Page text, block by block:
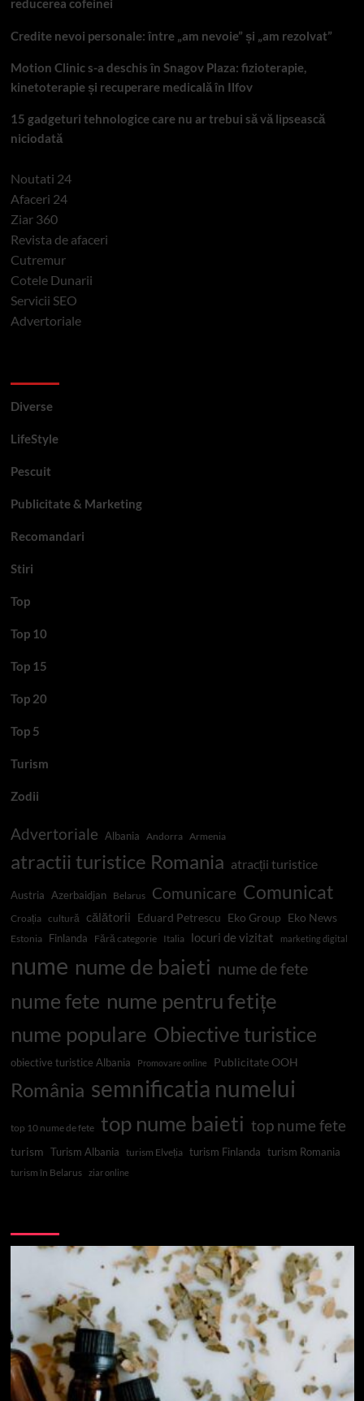
reducerea cofeinei
Credite nevoi personale: între „am nevoie” și „am rezolvat”
Motion Clinic s-a deschis în Snagov Plaza: fizioterapie,
kinetoterapie și recuperare medicală în Ilfov
15 gadgeturi tehnologice care nu ar trebui să vă lipsească
niciodată
Noutati 24
Afaceri 24
Ziar 360
Revista de afaceri
Cutremur
Cotele Dunarii
Servicii SEO
Advertoriale
Diverse
LifeStyle
Pescuit
Publicitate & Marketing
Recomandari
Stiri
Top
Top 10
Top 15
Top 20
Top 5
Turism
Zodii
Advertoriale Albania Andorra Armenia
atractii turistice Romania atracții turistice
Austria Azerbaidjan Belarus Comunicare Comunicat
Croația cultură călătorii Eduard Petrescu Eko Group Eko News
Estonia Finlanda Fără categorie Italia locuri de vizitat marketing digital
nume nume de baieti nume de fete
nume fete nume pentru fetițe
nume populare Obiective turistice
obiective turistice Albania Promovare online Publicitate OOH
România semnificatia numelui
top 10 nume de fete top nume baieti top nume fete
turism Turism Albania turism Elveția turism Finlanda turism Romania
turism în Belarus ziar online